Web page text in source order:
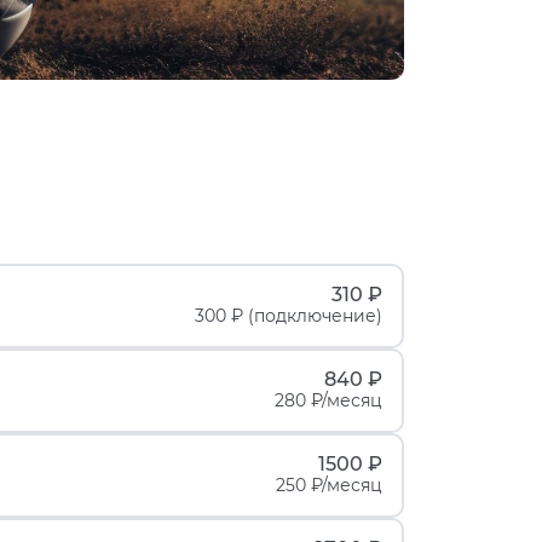
310 ₽
300 ₽ (подключение)
840 ₽
280 ₽/месяц
1500 ₽
250 ₽/месяц